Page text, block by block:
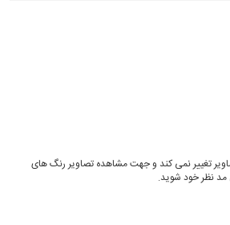
تغییر نمی کند و جهت مشاهده تصاویر رنگ های
نظر خود شوید.